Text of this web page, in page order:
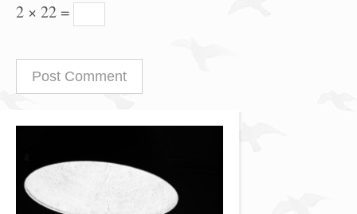
2 × 22 =